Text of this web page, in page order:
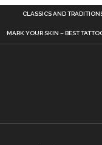
CLASSICS AND
MARK YOUR SKIN – BEST